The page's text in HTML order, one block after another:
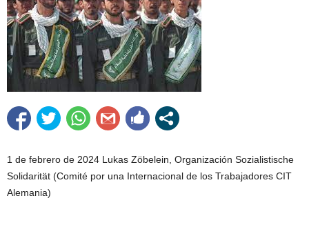
1 de febrero de 2024 Lukas Zöbelein, Organización Sozialistische
Solidarität (Comité por una Internacional de los Trabajadores CIT
Alemania)